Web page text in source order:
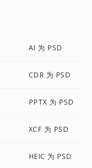
AI 为 PSD
CDR 为 PSD
PPTX 为 PSD
XCF 为 PSD
HEIC 为 PSD